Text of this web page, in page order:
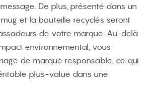
De plus, présenté dans un
et la bouteille recyclés seront
de votre marque. Au-delà
environnemental, vous
de marque responsable, ce qui
plus-value dans une